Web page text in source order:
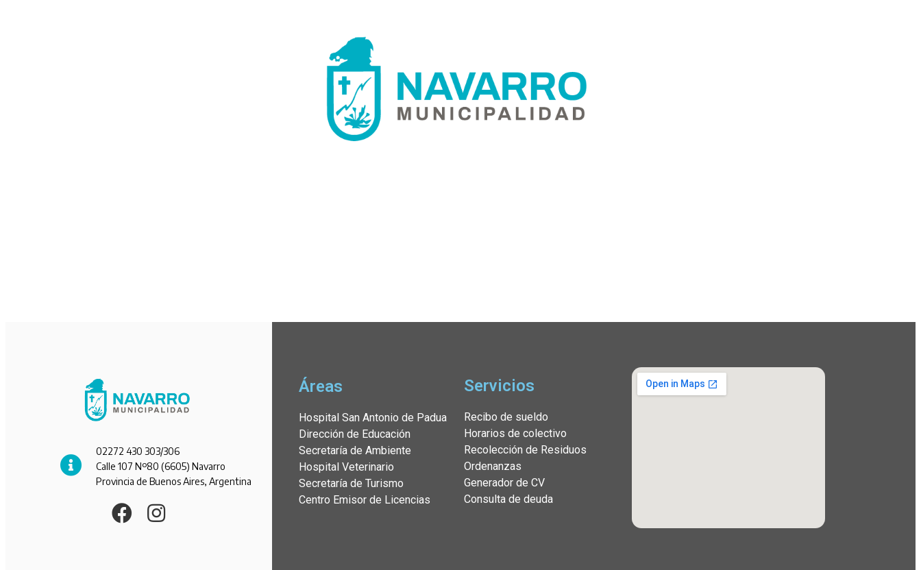
02272 430 303/306
Calle 107 Nº80 (6605) Navarro
Provincia de Buenos Aires, Argentina
Áreas
Hospital San Antonio de Padua
Dirección de Educación
Secretaría de Ambiente
Hospital Veterinario
Secretaría de Turismo
Centro Emisor de Licencias
Servicios
Recibo de sueldo
Horarios de colectivo
Recolección de Residuos
Ordenanzas
Generador de CV
Consulta de deuda